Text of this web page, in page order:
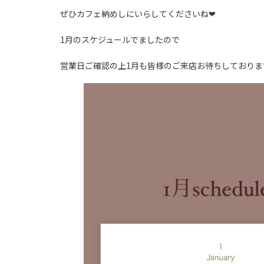
ぜひカフェ納めしにいらしてくださいね❤︎
1月のスケジュールでましたので
営業日ご確認の上1月も皆様のご来店お待ちしておりま